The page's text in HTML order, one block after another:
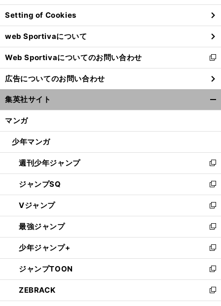
ン
ド
ウ
で
開
く
Setting of Cookies
web Sportivaについて
Web Sportivaについてのお問い合わせ
新
し
い
ウ
ィ
ン
ウ
開
く
広告についてのお問い合わせ
集英社サイト
マンガ
少年マンガ
週刊少年ジャンプ
新
し
い
ウ
ィ
ン
ド
ウ
で
開
く
ジャンプSQ
新
し
い
ウ
ィ
ン
ド
ウ
で
開
く
Vジャンプ
新
し
い
ウ
ィ
ン
ド
ウ
で
開
最強ジャンプ
新
し
い
ウ
ィ
ン
ド
ウ
少年ジャンプ+
新
し
い
ウ
ィ
ン
ジャンプTOON
新
し
い
ウ
ZEBRACK
新
し